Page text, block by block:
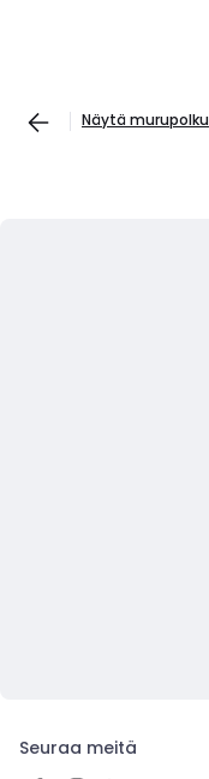
Näytä murupolku
Seuraa meitä